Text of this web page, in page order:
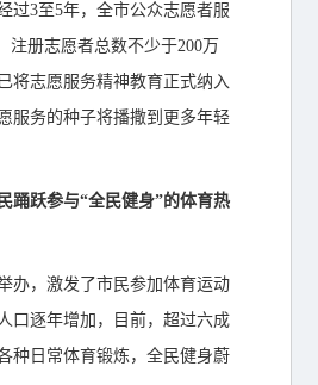
过3至5年，全市公众志愿者服
注册志愿者总数不少于200万
将志愿服务精神教育正式纳入
服务的种子将播撒到更多年轻
踊跃参与“全民健身”的体育热
办，激发了市民参加体育运动
口逐年增加，目前，超过六成
种日常体育锻炼，全民健身蔚